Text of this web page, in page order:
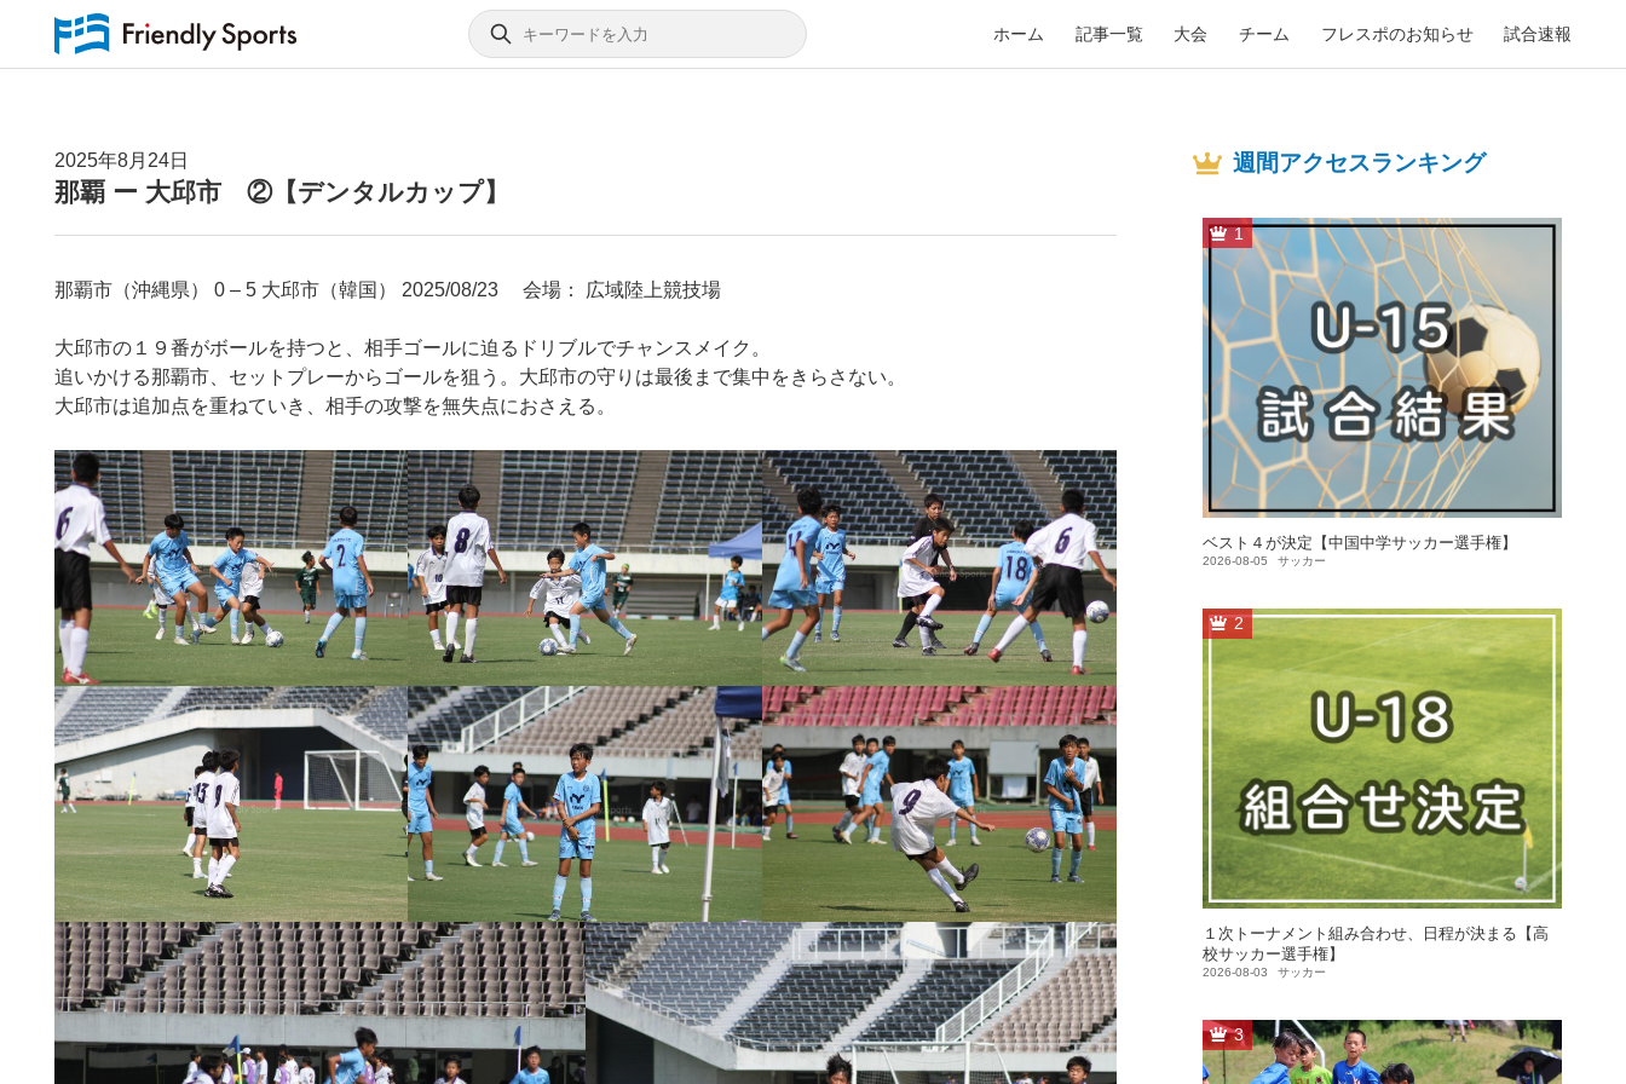
ホーム 記事一覧 大会 チーム フレスポのお知らせ 試合速報
2025年8月24日
那覇 ー 大邱市 ②【デンタルカップ】
那覇市（沖縄県） 0 – 5 大邱市（韓国） 2025/08/23 会場： 広域陸上競技場
大邱市の１９番がボールを持つと、相手ゴールに迫るドリブルでチャンスメイク。
追いかける那覇市、セットプレーからゴールを狙う。大邱市の守りは最後まで集中をきらさない。
大邱市は追加点を重ねていき、相手の攻撃を無失点におさえる。
週間アクセスランキング
1
ベスト４が決定【中国中学サッカー選手権】
2026-08-05 サッカー
2
１次トーナメント組み合わせ、日程が決まる【高
校サッカー選手権】
2026-08-03 サッカー
3